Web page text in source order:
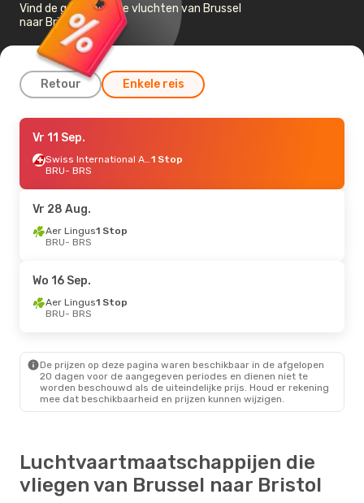
Vind de goedkoopste vluchten van Brussel
naar Bristol
Retour Enkele reis
Za 29 Aug.
Vueling1 Stop
BRU- BRS
BRS- BRU
Ma 12 Okt.- Vr 16 Okt.
BRS - BRU
- BRS
Swiss International Air Lines 1 Stop
BRS- BRU
BRU
- BRS
Swiss International Air Lines1 Stop
Vr 11 Sep.
Swiss International Air Lines1 Stop
BRU- BRS
Vr 28 Aug.
Aer Lingus1 Stop
BRU- BRS
Wo 16 Sep.
Aer Lingus1 Stop
BRU- BRS
De prijzen op deze pagina waren beschikbaar in de afgelopen
20 dagen voor de aangegeven periodes en dienen niet te
worden beschouwd als de uiteindelijke prijs. Houd er rekening
mee dat beschikbaarheid en prijzen kunnen wijzigen.
Luchtvaartmaatschappijen die
vliegen van Brussel naar Bristol